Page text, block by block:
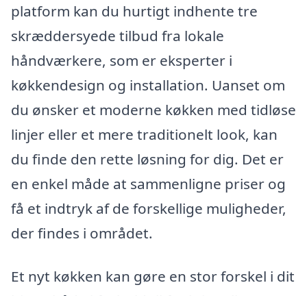
platform kan du hurtigt indhente tre
skræddersyede tilbud fra lokale
håndværkere, som er eksperter i
køkkendesign og installation. Uanset om
du ønsker et moderne køkken med tidløse
linjer eller et mere traditionelt look, kan
du finde den rette løsning for dig. Det er
en enkel måde at sammenligne priser og
få et indtryk af de forskellige muligheder,
der findes i området.
Et nyt køkken kan gøre en stor forskel i dit